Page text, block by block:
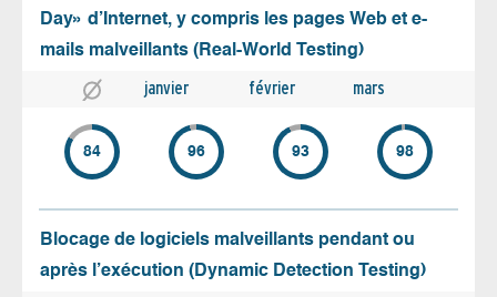
Day» d’Internet, y compris les pages Web et e-
mails malveillants (Real-World Testing)
janvier février mars
84 96 93 98
Blocage de logiciels malveillants pendant ou
après l’exécution (Dynamic Detection Testing)